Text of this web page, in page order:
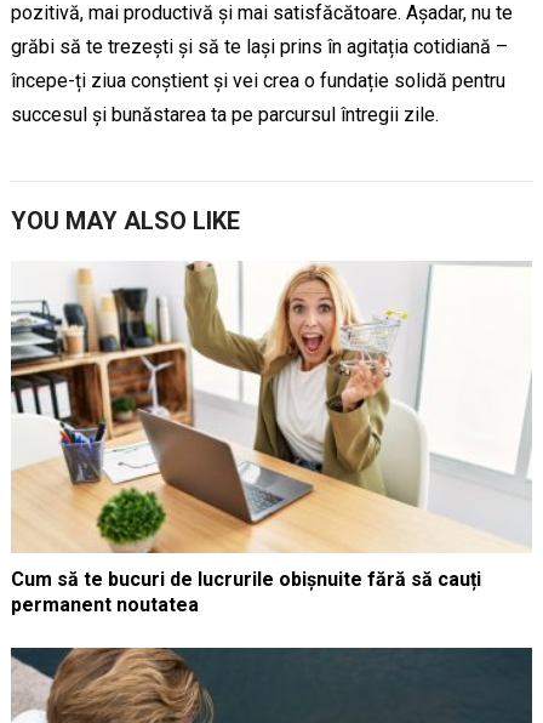
pozitivă, mai productivă și mai satisfăcătoare. Așadar, nu te
grăbi să te trezești și să te lași prins în agitația cotidiană –
începe-ți ziua conștient și vei crea o fundație solidă pentru
succesul și bunăstarea ta pe parcursul întregii zile.
YOU MAY ALSO LIKE
Cum să te bucuri de lucrurile obișnuite fără să cauți
permanent noutatea